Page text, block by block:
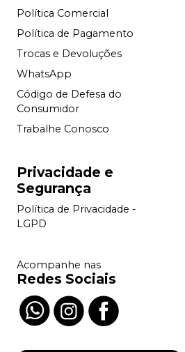
Política Comercial
Política de Pagamento
Trocas e Devoluções
WhatsApp
Código de Defesa do
Consumidor
Trabalhe Conosco
Privacidade e
Segurança
Política de Privacidade -
LGPD
Acompanhe nas
Redes Sociais